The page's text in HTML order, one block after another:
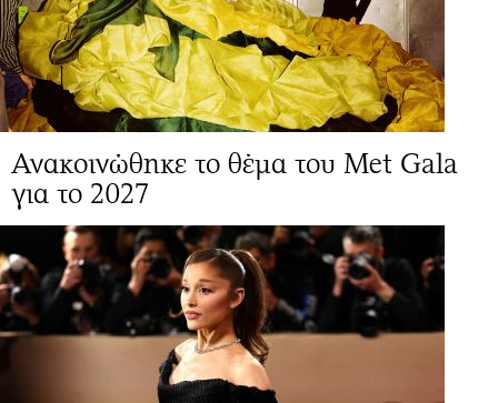
Ανακοινώθηκε το θέμα του Met Gala
για το 2027